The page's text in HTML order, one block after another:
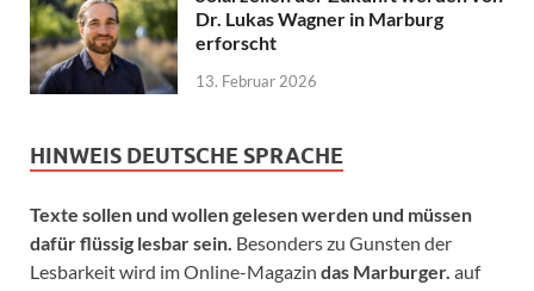
Dr. Lukas Wagner in Marburg
erforscht
13. Februar 2026
HINWEIS DEUTSCHE SPRACHE
Texte sollen und wollen gelesen werden und müssen
dafür flüssig lesbar sein. Besonders zu Gunsten der
Lesbarkeit wird im Online-Magazin das Marburger. auf